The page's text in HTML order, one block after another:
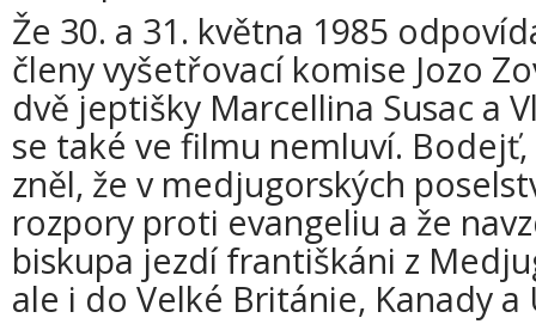
Že 30. a 31. května 1985
členy vyšetřovací komise Jozo
dvě jeptišky Marcellina Susac a
se také ve filmu nemluví.
zněl, že v medjugorských
rozpory proti evangeliu a že
biskupa jezdí františkáni z
ale i do Velké Británie, Kanady a